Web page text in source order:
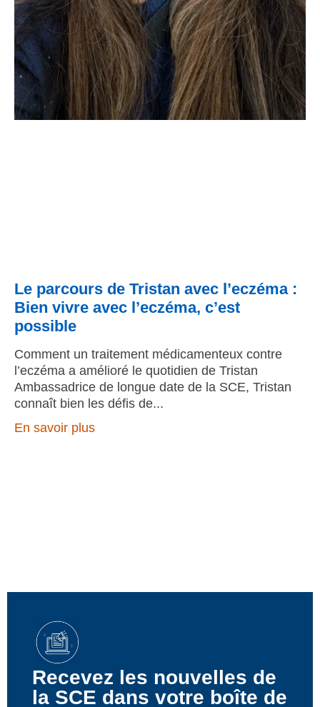
Le parcours de Tristan avec l’eczéma :
Bien vivre avec l’eczéma, c’est
possible
Comment un traitement médicamenteux contre
l’eczéma a amélioré le quotidien de Tristan
Ambassadrice de longue date de la SCE, Tristan
connaît bien les défis de
En savoir plus
Recevez les nouvelles de
la SCE dans votre boîte de